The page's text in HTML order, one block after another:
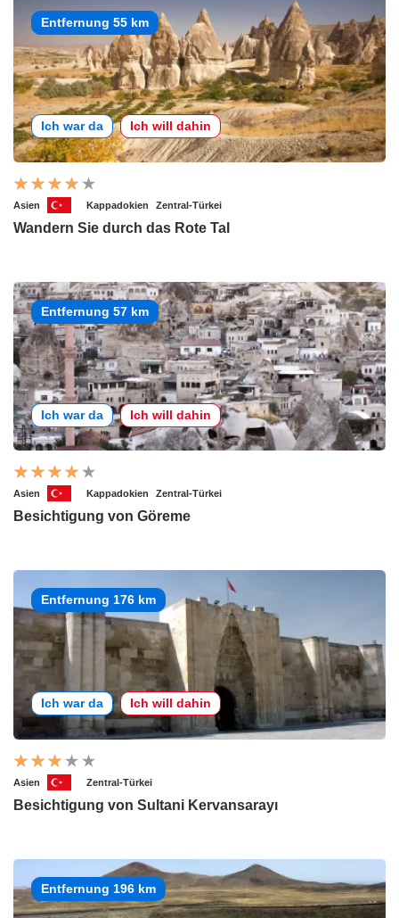
Entfernung 55 km
Ich war da Ich will dahin
Asien Kappadokien Zentral-Türkei
Wandern Sie durch das Rote Tal
Entfernung 57 km
Ich war da Ich will dahin
Asien Kappadokien Zentral-Türkei
Besichtigung von Göreme
Entfernung 176 km
Ich war da Ich will dahin
Asien Zentral-Türkei
Besichtigung von Sultani Kervansarayı
Entfernung 196 km